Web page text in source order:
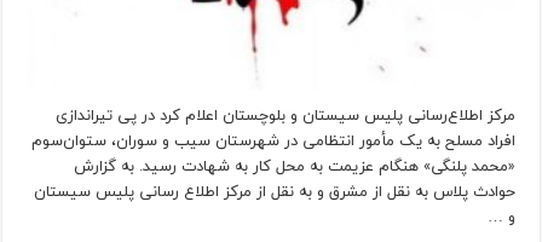
مرکز اطلاع‌رسانی پلیس سیستان و بلوچستان اعلام کرد در پی تیراندازی
افراد مسلح به یک مأمور انتظامی در شهرستان سیب و سوران، ستوان‌سوم
«محمد پلنگی» هنگام عزیمت به محل کار به شهادت رسید. به گزارش
حوادث پلاس به نقل از مشرق و به نقل از مرکز اطلاع رسانی پلیس سیستان
و …